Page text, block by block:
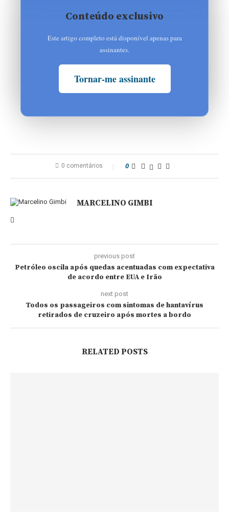
Conteúdo exclusivo
Este artigo completo está disponível apenas para
assinantes.
Tornar-me assinante
0 comentários 0
MARCELINO GIMBI
previous post
Petróleo oscila após quedas acentuadas com expectativa
de acordo entre EUA e Irão
next post
Todos os passageiros com sintomas de hantavírus
retirados de cruzeiro após mortes a bordo
RELATED POSTS